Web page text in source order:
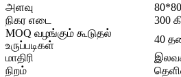
அளவு
நிகர எடை
300
MOQ வழங்கும் கூடுதல்
உருப்படிகள்
40
மாதிரி
நிறம்